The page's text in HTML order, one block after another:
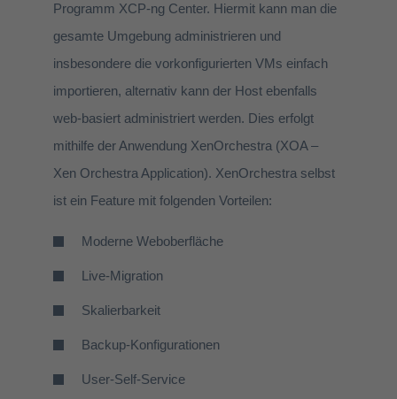
Programm XCP-ng Center. Hiermit kann man die
gesamte Umgebung administrieren und
insbesondere die vorkonfigurierten VMs einfach
importieren, alternativ kann der Host ebenfalls
web-basiert administriert werden. Dies erfolgt
mithilfe der Anwendung XenOrchestra (XOA –
Xen Orchestra Application). XenOrchestra selbst
ist ein Feature mit folgenden Vorteilen:
Moderne Weboberfläche
Live-Migration
Skalierbarkeit
Backup-Konfigurationen
User-Self-Service